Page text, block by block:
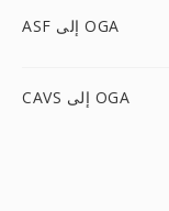
ASF إلى OGA
CAVS إلى OGA